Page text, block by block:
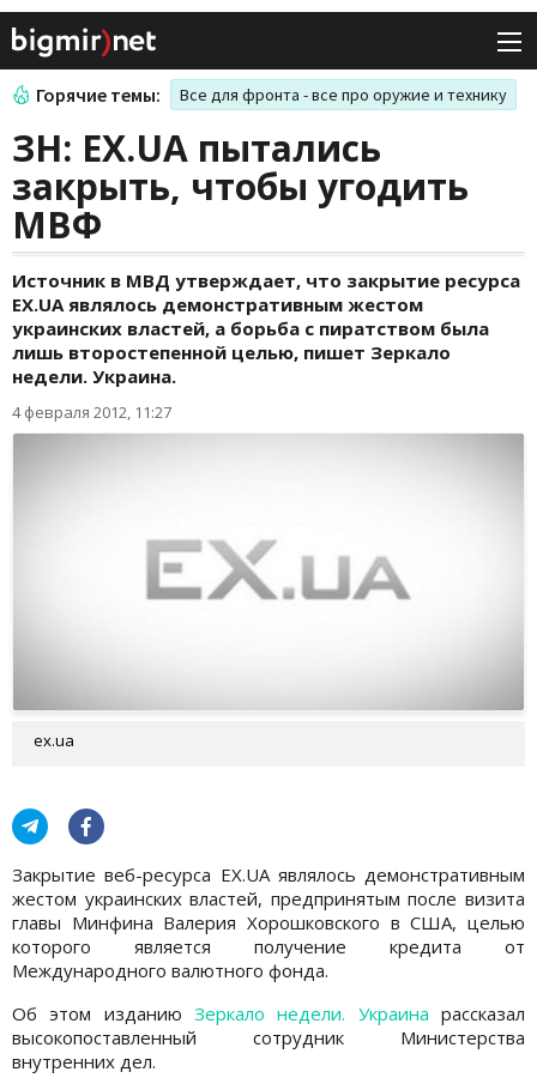
Горячие темы: Все для фронта - все про оружие и технику
ЗН: EX.UA пытались
закрыть, чтобы угодить
МВФ
Источник в МВД утверждает, что закрытие ресурса
EX.UA являлось демонстративным жестом
украинских властей, а борьба с пиратством была
лишь второстепенной целью, пишет Зеркало
недели. Украина.
4 февраля 2012, 11:27
ex.ua
Закрытие веб-ресурса EX.UA являлось демонстративным
жестом украинских властей, предпринятым после визита
главы Минфина Валерия Хорошковского в США, целью
которого является получение кредита от
Международного валютного фонда.
Об этом изданию Зеркало недели. Украина рассказал
высокопоставленный сотрудник Министерства
внутренних дел.